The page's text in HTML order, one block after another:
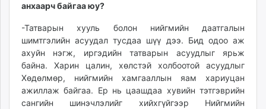
анхаарч байгаа юу?
-Татварын хууль болон нийгмийн даатгалын
шимтгэлийн асуудал тусдаа шүү дээ. Бид одоо аж
ахуйн нэгж, иргэдийн татварын асуудлыг ярьж
байна. Харин цалин, хөлстэй холбоотой асуудлыг
Хөдөлмөр, нийгмийн хамгааллын яам хариуцан
ажиллаж байгаа. Ер нь цаашдаа хувийн тэтгэврийн
сангийн шинэчлэлийг хийхгүйгээр Нийгмийн